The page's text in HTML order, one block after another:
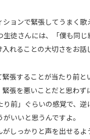
ョンで緊張してうまく歌
生徒さんには、「僕も同
れることの大切さをお話
緊張することが当たり前
緊張を悪いことだと思わず
り前」ぐらいの感覚で、逆
いいと思うんですよ。
がしっかりと声を出せるよ